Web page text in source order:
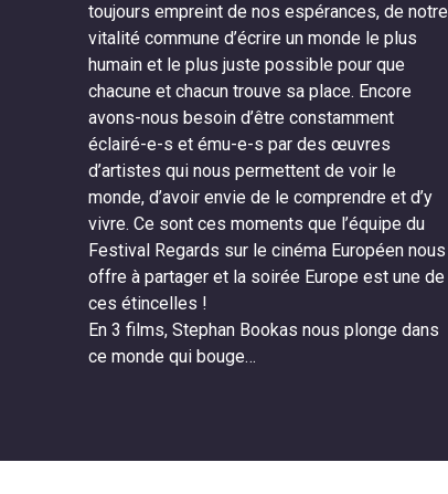
toujours empreint de nos espérances, de notre
vitalité commune d’écrire un monde le plus
humain et le plus juste possible pour que
chacune et chacun trouve sa place. Encore
avons-nous besoin d’être constamment
éclairé-e-s et ému-e-s par des œuvres
d’artistes qui nous permettent de voir le
monde, d’avoir envie de le comprendre et d’y
vivre. Ce sont ces moments que l’équipe du
Festival Regards sur le cinéma Européen nous
offre à partager et la soirée Europe est une de
ces étincelles !
En 3 films, Stephan Bookas nous plonge dans
ce monde qui bouge…